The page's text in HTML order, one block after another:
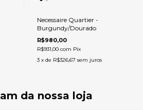
Necessaire Quartier -
Burgundy/Dourado
R$980,00
R$931,00 com Pix
3 x de R$326,67 sem juros
da nossa loja